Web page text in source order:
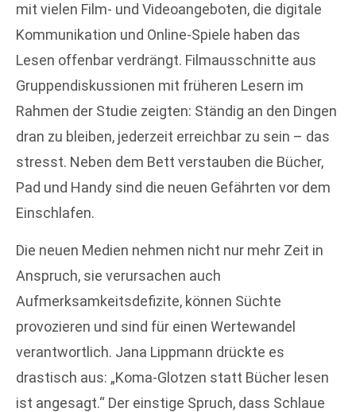
mit vielen Film- und Videoangeboten, die digitale
Kommunikation und Online-Spiele haben das
Lesen offenbar verdrängt. Filmausschnitte aus
Gruppendiskussionen mit früheren Lesern im
Rahmen der Studie zeigten: Ständig an den Dingen
dran zu bleiben, jederzeit erreichbar zu sein – das
stresst. Neben dem Bett verstauben die Bücher,
Pad und Handy sind die neuen Gefährten vor dem
Einschlafen.
Die neuen Medien nehmen nicht nur mehr Zeit in
Anspruch, sie verursachen auch
Aufmerksamkeitsdefizite, können Süchte
provozieren und sind für einen Wertewandel
verantwortlich. Jana Lippmann drückte es
drastisch aus: „Koma-Glotzen statt Bücher lesen
ist angesagt.“ Der einstige Spruch, dass Schlaue